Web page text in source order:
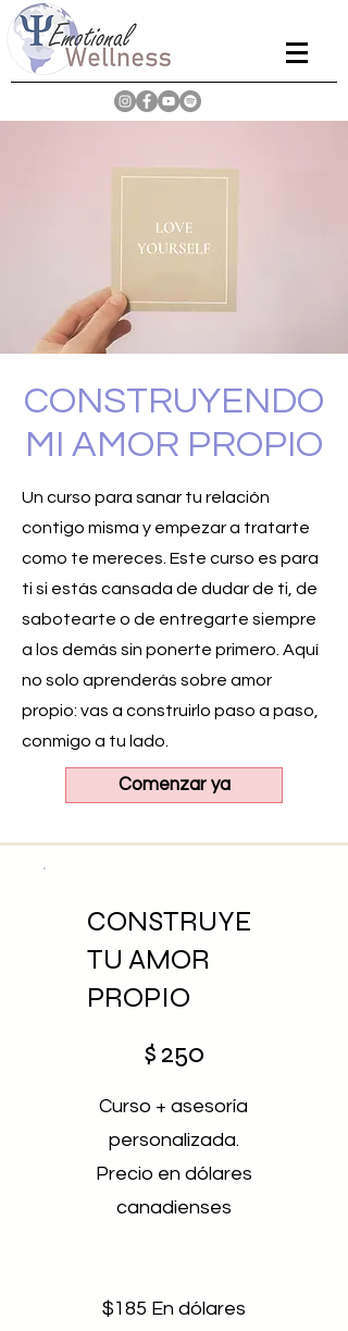
CONSTRUYENDO
MI AMOR PROPIO
Un curso para sanar tu relación
contigo misma y empezar a tratarte
como te mereces. Este curso es para
ti si estás cansada de dudar de ti, de
sabotearte o de entregarte siempre
a los demás sin ponerte primero. Aquí
no solo aprenderás sobre amor
propio: vas a construirlo paso a paso,
conmigo a tu lado.
Comenzar ya
CONSTRUYE
TU AMOR
PROPIO
$250
Curso + asesoría
personalizada.
Precio en dólares
canadienses
$185 En dólares